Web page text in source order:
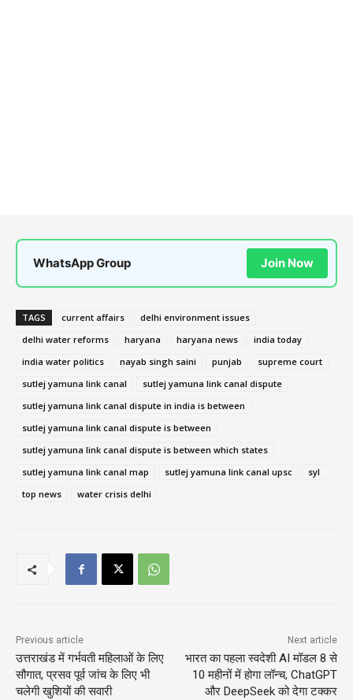
WhatsApp Group Join Now
TAGS current affairs
delhi environment issues
delhi water reforms
haryana haryana news
india today
india water politics
nayab singh saini punjab
supreme court
sutlej yamuna link canal
sutlej yamuna link canal dispute
sutlej yamuna link canal dispute in india is between
sutlej yamuna link canal dispute is between
sutlej yamuna link canal dispute is between which states
sutlej yamuna link canal map
sutlej yamuna link canal upsc
syl
top news
water crisis delhi
Previous article
उत्तराखंड में गर्भवती महिलाओं के लिए
सौगात, प्रसव पूर्व जांच के लिए भी
चलेगी खुशियों की सवारी
Next article
भारत का पहला स्वदेशी AI मॉडल 8 से
10 महीनों में होगा लॉन्च, ChatGPT
और DeepSeek को देगा टक्कर